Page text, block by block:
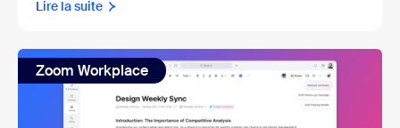
Lire la suite
Zoom Workplace